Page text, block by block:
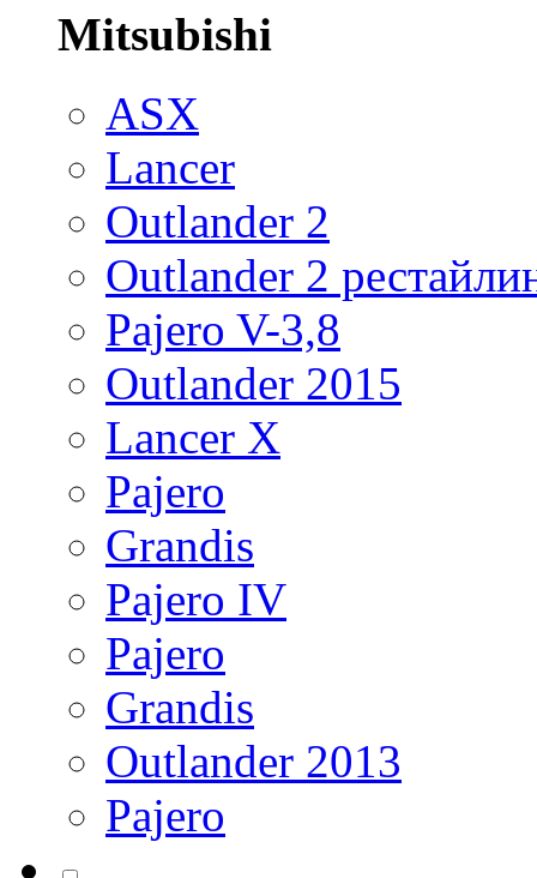
Mitsubishi
ASX
Lancer
Outlander 2
Outlander 2
Pajero V-3,8
Outlander 2015
Lancer X
Pajero
Grandis
Pajero IV
Pajero
Grandis
Outlander 2013
Pajero